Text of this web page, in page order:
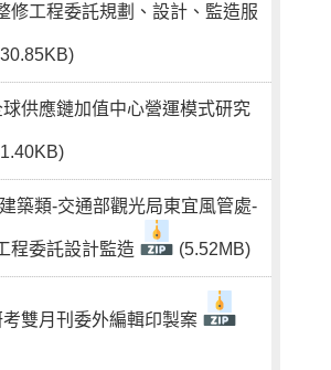
修工程委託規劃、設計、監造服
供應鏈加值中心營運模式研究
築類-交通部觀光局東宜風管處-
程委託設計監造 (5.52MB)
雙月刊委外編輯印製案